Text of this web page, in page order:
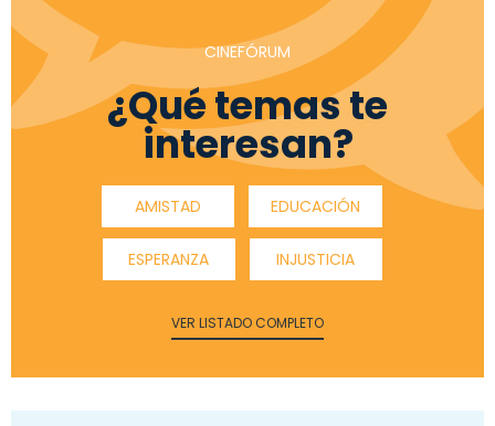
CINEFÓRUM
¿Qué temas te
interesan?
AMISTAD EDUCACIÓN
ESPERANZA INJUSTICIA
VER LISTADO COMPLETO